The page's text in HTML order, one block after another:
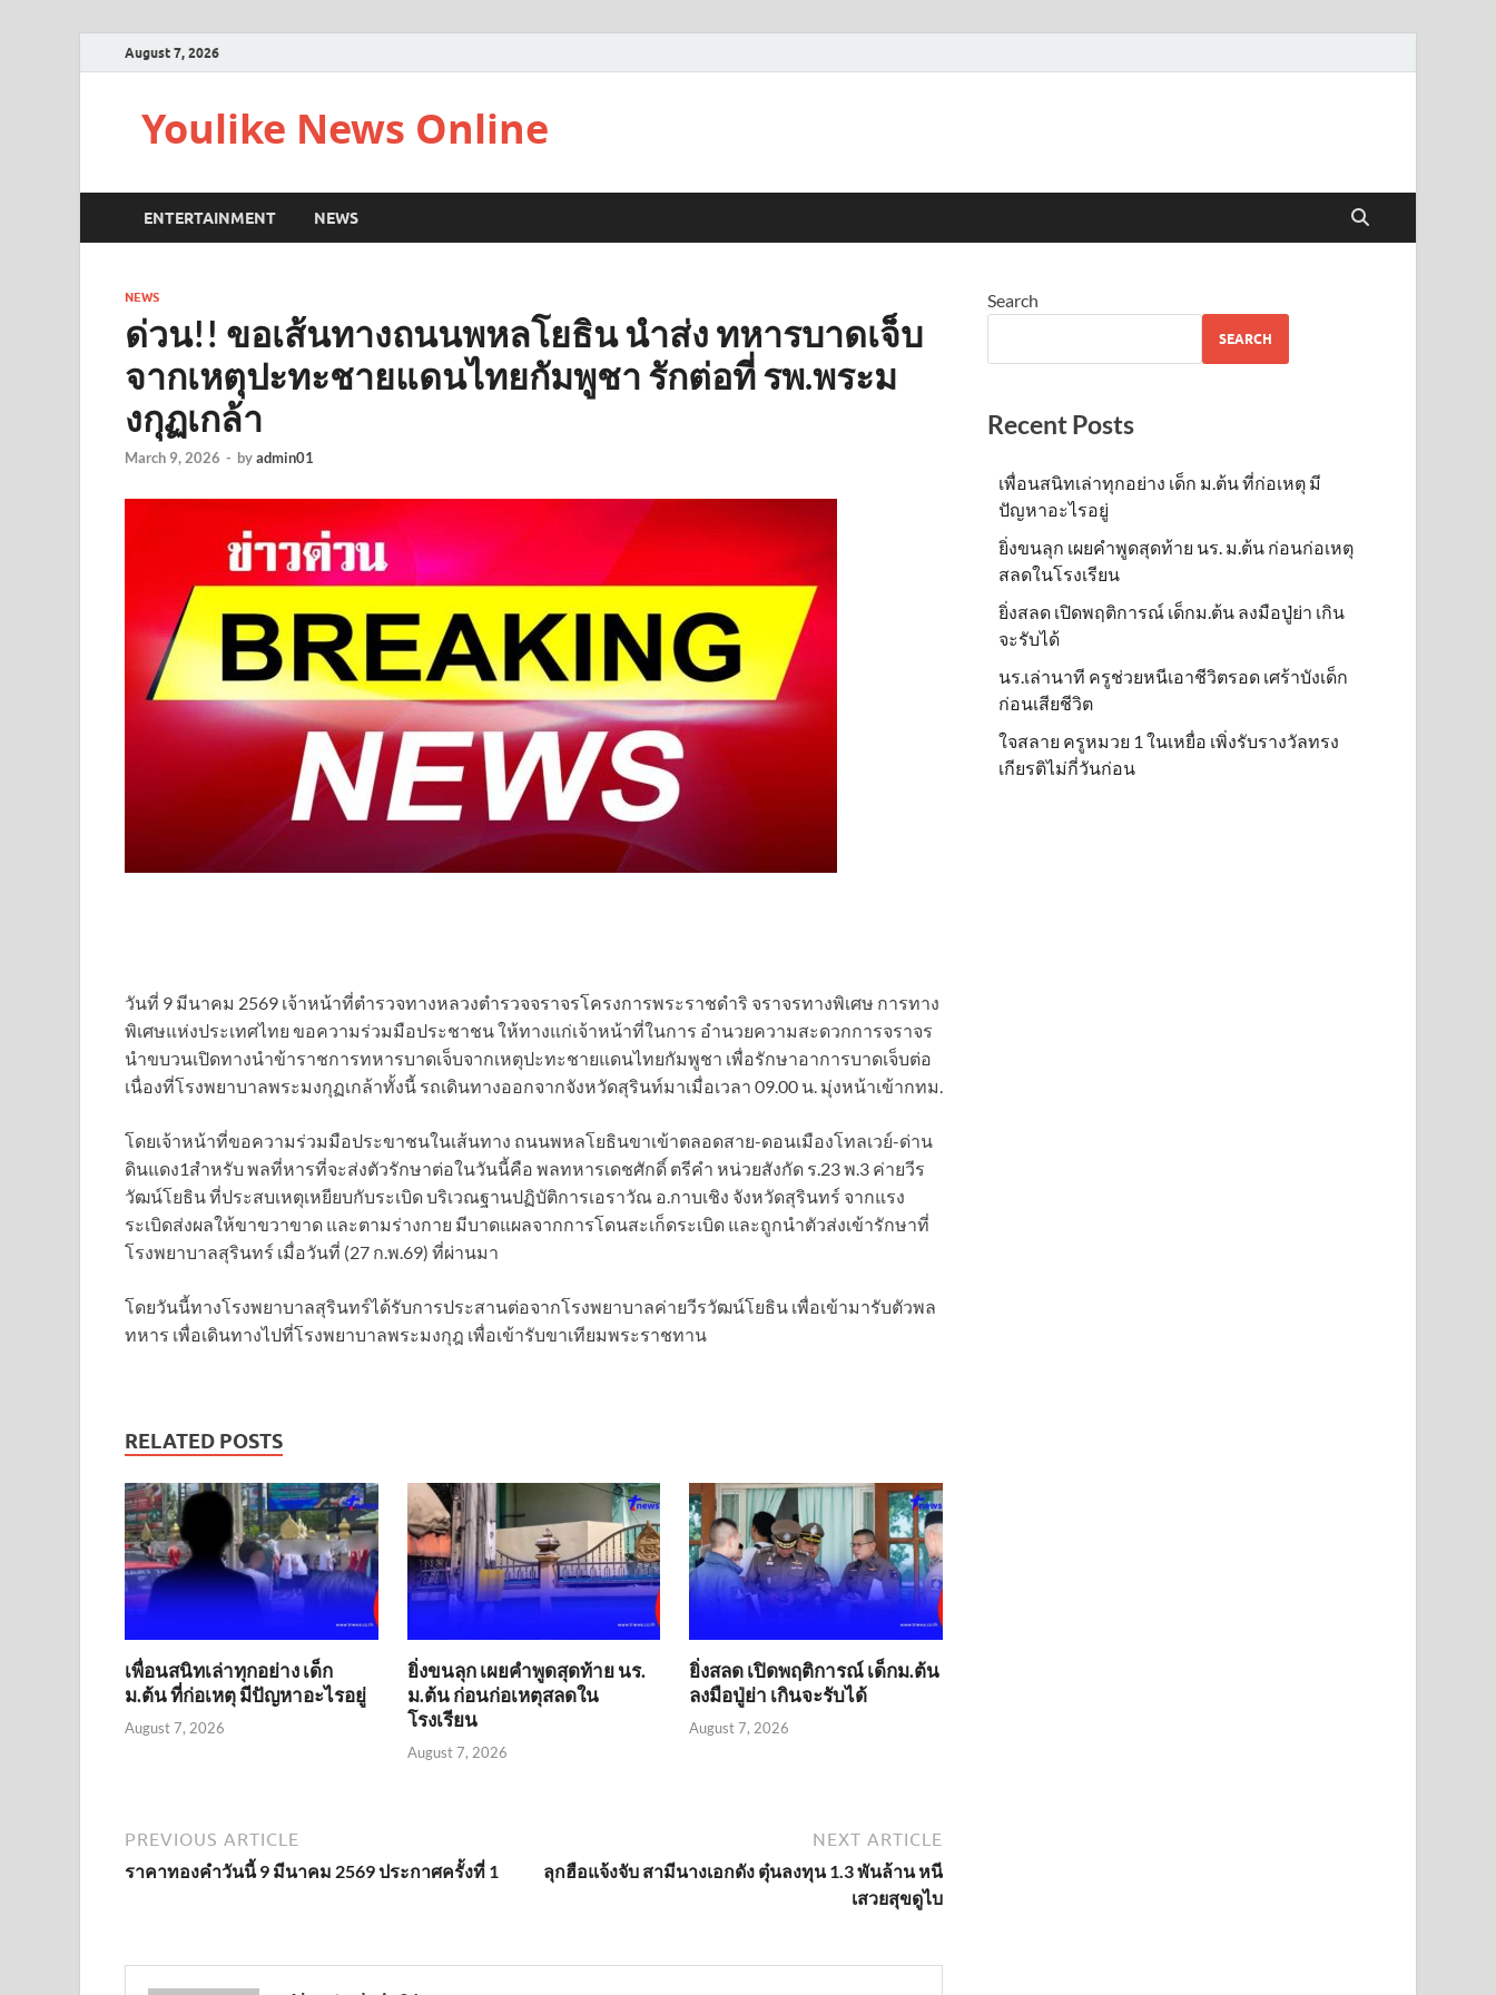
August 7, 2026
Youlike News Online
ENTERTAINMENT NEWS
NEWS
ด่วน!! ขอเส้นทางถนนพหลโยธิน นำส่ง ทหารบาดเจ็บ
จากเหตุปะทะชายแดนไทยกัมพูชา รักต่อที่ รพ.พระม
งกุฏเกล้า
March 9, 2026 - byadmin01
วันที่ 9 มีนาคม 2569 เจ้าหน้าที่ตำรวจทางหลวงตำรวจจราจรโครงการพระราชดำริ จราจรทางพิเศษ การทาง
พิเศษแห่งประเทศไทย ขอความร่วมมือประชาชน ให้ทางแก่เจ้าหน้าที่ในการ อำนวยความสะดวกการจราจร
นำขบวนเปิดทางนำข้าราชการทหารบาดเจ็บจากเหตุปะทะชายแดนไทยกัมพูชา เพื่อรักษาอาการบาดเจ็บต่อ
เนื่องที่โรงพยาบาลพระมงกุฏเกล้าทั้งนี้ รถเดินทางออกจากจังหวัดสุรินท์มาเมื่อเวลา 09.00 น. มุ่งหน้าเข้ากทม.
โดยเจ้าหน้าที่ขอความร่วมมือประขาชนในเส้นทาง ถนนพหลโยธินขาเข้าตลอดสาย-ดอนเมืองโทลเวย์-ด่าน
ดินแดง1สำหรับ พลที่หารที่จะส่งตัวรักษาต่อในวันนี้คือ พลทหารเดชศักดิ์ ตรีคำ หน่วยสังกัด ร.23 พ.3 ค่ายวีร
วัฒน์โยธิน ที่ประสบเหตุเหยียบกับระเบิด บริเวณฐานปฏิบัติการเอราวัณ อ.กาบเชิง จังหวัดสุรินทร์ จากแรง
ระเบิดส่งผลให้ขาขวาขาด และตามร่างกาย มีบาดแผลจากการโดนสะเก็ดระเบิด และถูกนำตัวส่งเข้ารักษาที่
โรงพยาบาลสุรินทร์ เมื่อวันที่ (27 ก.พ.69) ที่ผ่านมา
โดยวันนี้ทางโรงพยาบาลสุรินทร์ได้รับการประสานต่อจากโรงพยาบาลค่ายวีรวัฒน์โยธิน เพื่อเข้ามารับตัวพล
ทหาร เพื่อเดินทางไปที่โรงพยาบาลพระมงกุฎ เพื่อเข้ารับขาเทียมพระราชทาน
RELATED POSTS
เพื่อนสนิทเล่าทุกอย่าง เด็ก
ม.ต้น ที่ก่อเหตุ มีปัญหาอะไรอยู่
August 7, 2026
ยิ่งขนลุก เผยคำพูดสุดท้าย นร.
ม.ต้น ก่อนก่อเหตุสลดใน
โรงเรียน
August 7, 2026
ยิ่งสลด เปิดพฤติการณ์ เด็กม.ต้น
ลงมือปู่ย่า เกินจะรับได้
August 7, 2026
PREVIOUS ARTICLE
ราคาทองคำวันนี้ 9 มีนาคม 2569 ประกาศครั้งที่ 1
NEXT ARTICLE
ลุกฮือแจ้งจับ สามีนางเอกดัง ตุ๋นลงทุน 1.3 พันล้าน หนี
เสวยสุขดูไบ
Search
SEARCH
Recent Posts
เพื่อนสนิทเล่าทุกอย่าง เด็ก ม.ต้น ที่ก่อเหตุ มี
ปัญหาอะไรอยู่
ยิ่งขนลุก เผยคำพูดสุดท้าย นร. ม.ต้น ก่อนก่อเหตุ
สลดในโรงเรียน
ยิ่งสลด เปิดพฤติการณ์ เด็กม.ต้น ลงมือปู่ย่า เกิน
จะรับได้
นร.เล่านาที ครูช่วยหนีเอาชีวิตรอด เศร้าบังเด็ก
ก่อนเสียชีวิต
ใจสลาย ครูหมวย 1 ในเหยื่อ เพิ่งรับรางวัลทรง
เกียรติไม่กี่วันก่อน